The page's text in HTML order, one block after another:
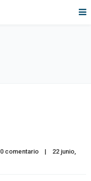
0 comentario |
22 junio,